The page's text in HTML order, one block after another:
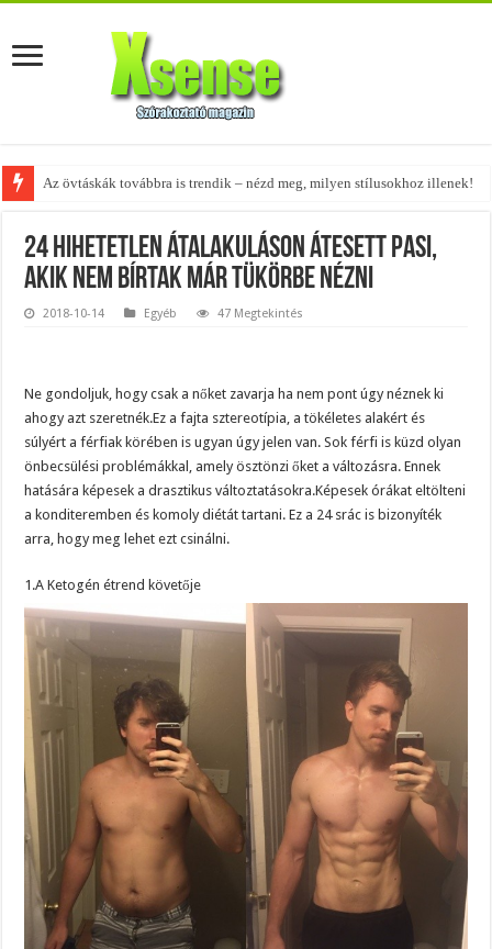
A tökéletes táskák férfiaknak – fedezd fel az 5 legjobb fazont!
24 hihetetlen átalakuláson átesett pasi,
akik nem bírtak már tükörbe nézni
2018-10-14 Egyéb 47 Megtekintés
Ne gondoljuk, hogy csak a nőket zavarja ha nem pont úgy néznek ki
ahogy azt szeretnék.Ez a fajta sztereotípia, a tökéletes alakért és
súlyért a férfiak körében is ugyan úgy jelen van. Sok férfi is küzd olyan
önbecsülési problémákkal, amely ösztönzi őket a változásra. Ennek
hatására képesek a drasztikus változtatásokra.Képesek órákat eltölteni
a konditeremben és komoly diétát tartani. Ez a 24 srác is bizonyíték
arra, hogy meg lehet ezt csinálni.
1.A Ketogén étrend követője